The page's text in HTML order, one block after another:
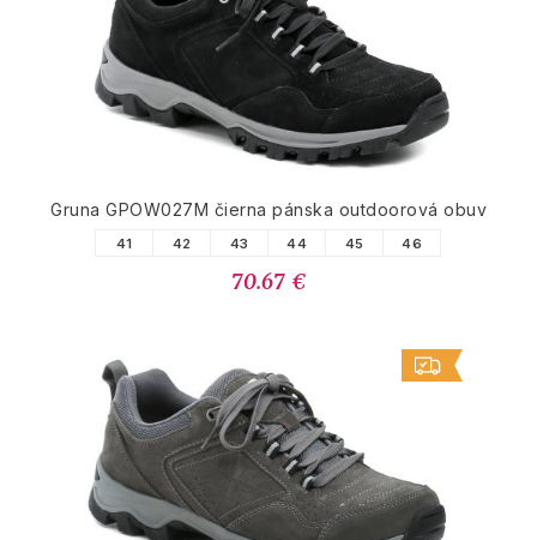
Gruna GPOW027M čierna pánska outdoorová obuv
41 42 43 44 45 46
70.67 €